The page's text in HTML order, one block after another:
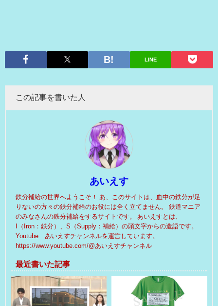
LINE
この記事を書いた人
あいえす
鉄分補給の世界へようこそ！ あ、このサイトは、血中の鉄分が足
りないの方々の鉄分補給のお役には全く立てません。 鉄道マニア
のみなさんの鉄分補給をするサイトです。 あいえすとは、
I（Iron：鉄分）、S（Supply：補給）の頭文字からの造語です。
Youtube あいえすチャンネルを運営しています。
https://www.youtube.com/@あいえすチャンネル
最近書いた記事